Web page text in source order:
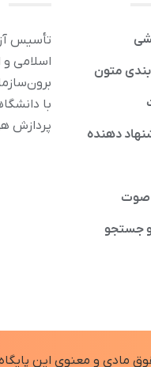
متون
دهنده
صوت
و جستجو
تأسیس
اسلامی و
با
پردازش
مادی و معنوی اين